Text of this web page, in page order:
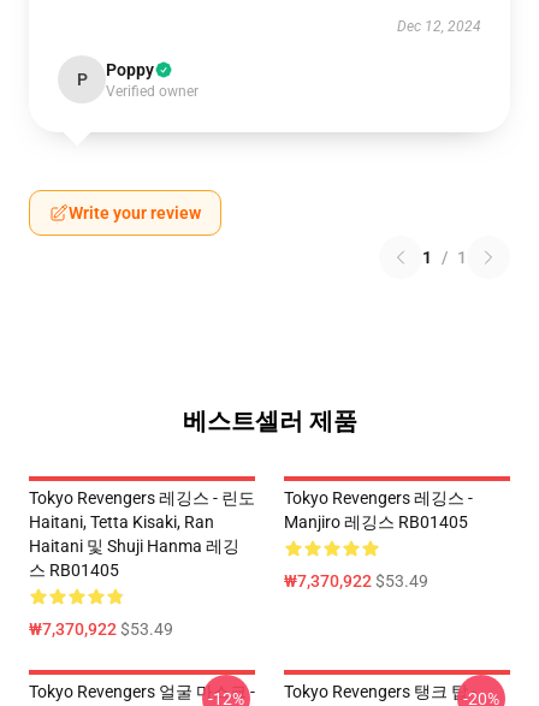
Dec 12, 2024
P Poppy
Verified owner
Write your review
1 / 1
베스트셀러 제품
Tokyo Revengers 레깅스 - 린도
Haitani, Tetta Kisaki, Ran
Haitani 및 Shuji Hanma 레깅
스 RB01405
₩7,370,922$53.49
Tokyo Revengers 레깅스 -
Manjiro 레깅스 RB01405
₩7,370,922$53.49
Tokyo Revengers 얼굴 마스크 -
-12%
Tokyo Revengers 탱크 탑 --20%